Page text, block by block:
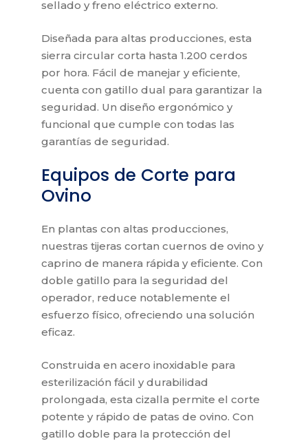
sellado y freno eléctrico externo.
Diseñada para altas producciones, esta
sierra circular corta hasta 1.200 cerdos
por hora. Fácil de manejar y eficiente,
cuenta con gatillo dual para garantizar la
seguridad. Un diseño ergonómico y
funcional que cumple con todas las
garantías de seguridad.
Equipos de Corte para
Ovino
En plantas con altas producciones,
nuestras tijeras cortan cuernos de ovino y
caprino de manera rápida y eficiente. Con
doble gatillo para la seguridad del
operador, reduce notablemente el
esfuerzo físico, ofreciendo una solución
eficaz.
Construida en acero inoxidable para
esterilización fácil y durabilidad
prolongada, esta cizalla permite el corte
potente y rápido de patas de ovino. Con
gatillo doble para la protección del